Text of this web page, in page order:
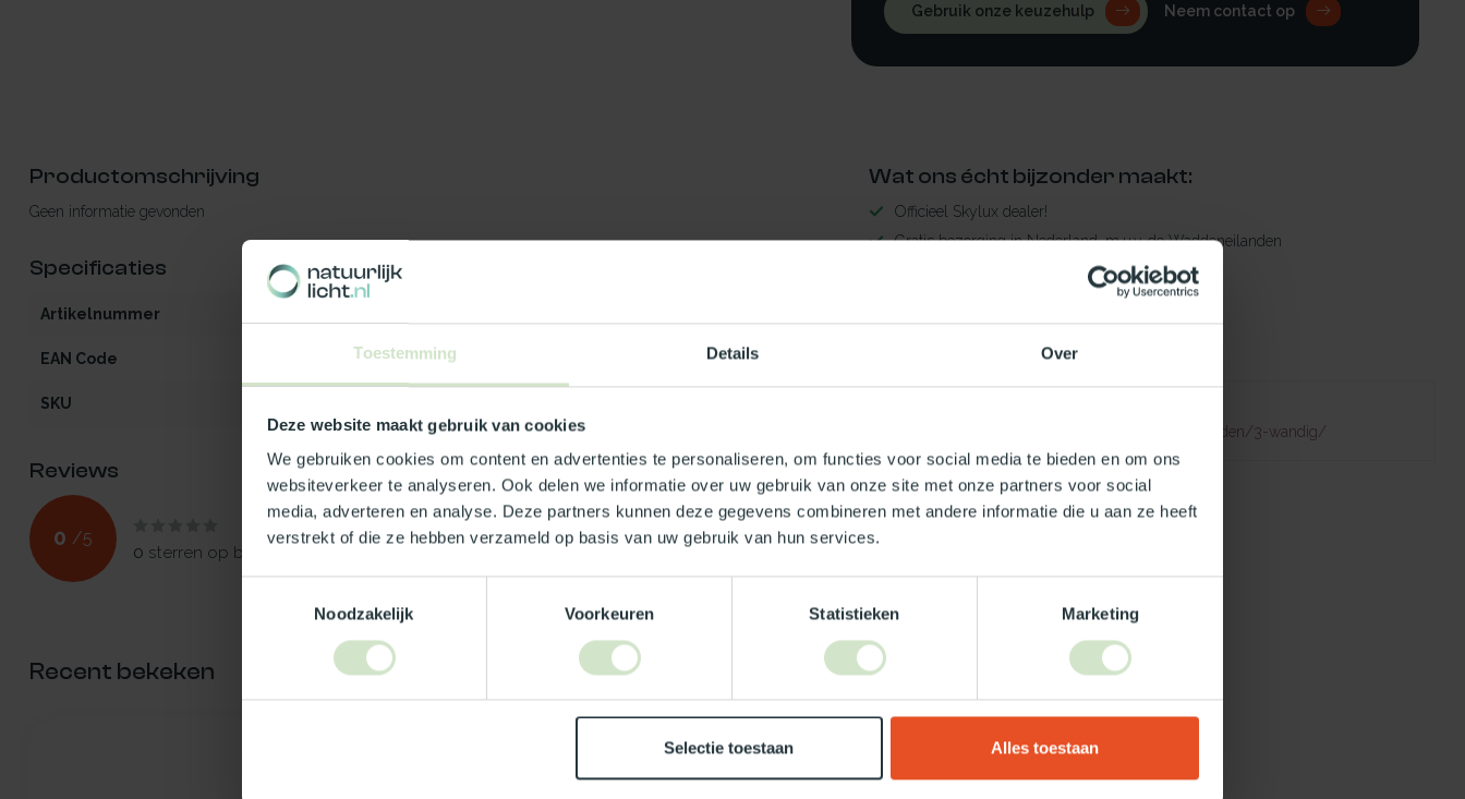
Toestemming Details Over
Deze website maakt gebruik van cookies
We gebruiken cookies om content en advertenties te personaliseren, om functies voor social media te bieden en om ons
websiteverkeer te analyseren. Ook delen we informatie over uw gebruik van onze site met onze partners voor social
media, adverteren en analyse. Deze partners kunnen deze gegevens combineren met andere informatie die u aan ze heeft
verstrekt of die ze hebben verzameld op basis van uw gebruik van hun services.
Noodzakelijk
Voorkeuren Statistieken Marketing
Selectie toestaan Alles toestaan
Gebruik onze keuzehulp Neem contact op
Productomschrijving
Geen informatie gevonden
Specificaties
Artikelnummer
EAN Code 5412970991281
SKU
Reviews
0 /5
0 sterren op basis van
Je beoordeling toevoegen
Wat ons écht bijzonder maakt:
Officieel Skylux dealer!
Gratis bezorging in Nederland, m.u.v. de Waddeneilanden
Maak jouw bestelling compleet!
https://www.natuurlijklicht.nl/platdakramen/wanden/3-wandig/
Recent bekeken